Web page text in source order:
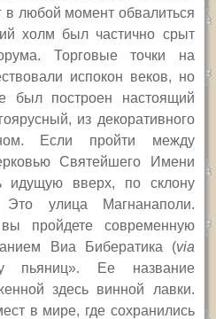
в любой момент обвалиться
холм был частично срыт
Торговые точки на
испокон веков, но
был построен настоящий
из декоративного
Если пройти между
Святейшего Имени
идущую вверх, по склону
Это улица Магнанаполи.
пройдете современную
Виа Бибератика (via
Ее название
здесь винной лавки.
в мире, где сохранились